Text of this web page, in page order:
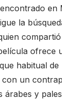
en
la
ofrece
habitual
con un
árabes y